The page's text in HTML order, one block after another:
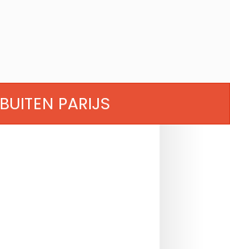
BUITEN PARIJS